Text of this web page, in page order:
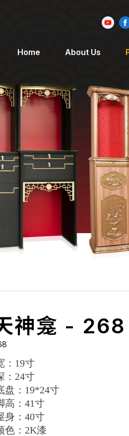
Home About Us
神龛 - 268
：19寸
：24寸
盘：19*24寸
高：41寸
身：40寸
色：2K漆